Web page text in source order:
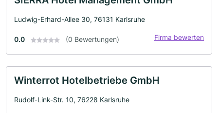
Ludwig-Erhard-Allee 30, 76131 Karlsruhe
0.0 (0 Bewertungen) Firma bewerten
Winterrot Hotelbetriebe GmbH
Rudolf-Link-Str. 10, 76228 Karlsruhe